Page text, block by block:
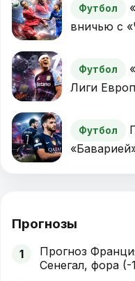
Футбол
вничью с
Футбол
Лиги
Футбол
Прогнозы
1
Прогноз
Сенегал, фора (-